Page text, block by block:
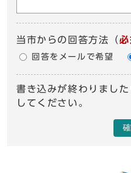
当市からの回答方法 （必
回答をメールで希望
書き込みが終わりまし
してください。